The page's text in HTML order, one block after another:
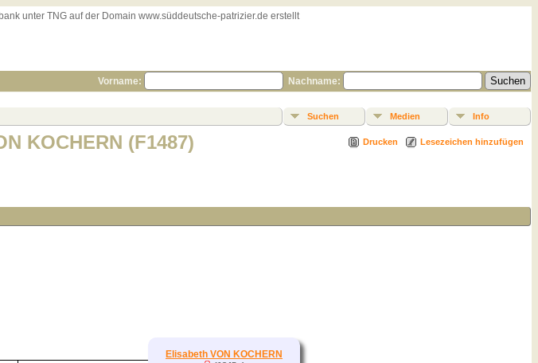
unter TNG auf der Domain www.süddeutsche-patrizier.de erstellt
Vorname: Nachname:
Suchen Medien Info
Drucken Lesezeichen hinzufügen
KOCHERN (F1487)
Elisabeth VON KOCHERN